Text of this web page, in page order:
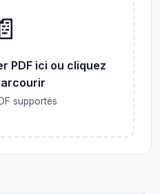
PDF ici ou cliquez
supportés